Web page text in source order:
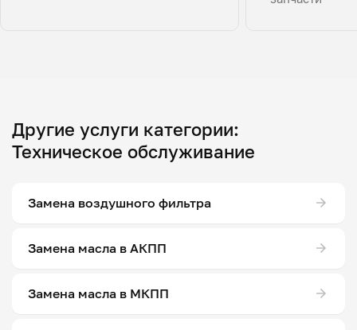
Другие услуги категории:
Техническое обслуживание
Замена воздушного фильтра
Замена масла в АКПП
Замена масла в МКПП